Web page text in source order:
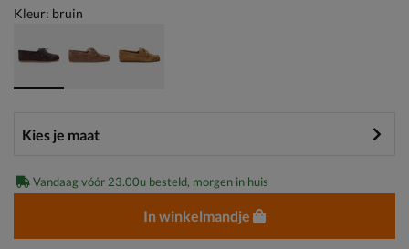
Kleur: bruin
Vandaag vóór 23.00u besteld, morgen in huis
In winkelmandje